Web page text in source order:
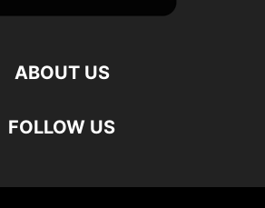
ABOUT US
FOLLOW US